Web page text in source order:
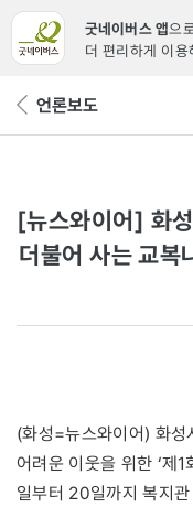
굿네이버스 앱으
더 편리하게 이용
뒤 언론보도
[뉴스와이어] 화
더불어 사는 교
(화성=뉴스와이어) 화성
어려운 이웃을 위한 ‘제
일부터 20일까지 복지